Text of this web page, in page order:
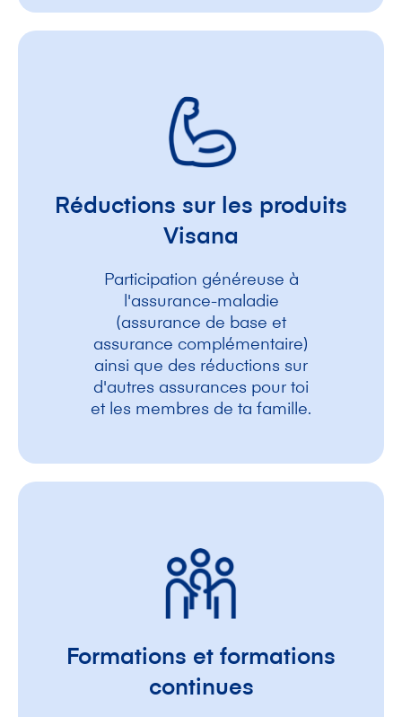
Réductions sur les produits
Visana
Participation généreuse à
l'assurance-maladie
(assurance de base et
assurance complémentaire)
ainsi que des réductions sur
d'autres assurances pour toi
et les membres de ta famille.
Formations et formations
continues